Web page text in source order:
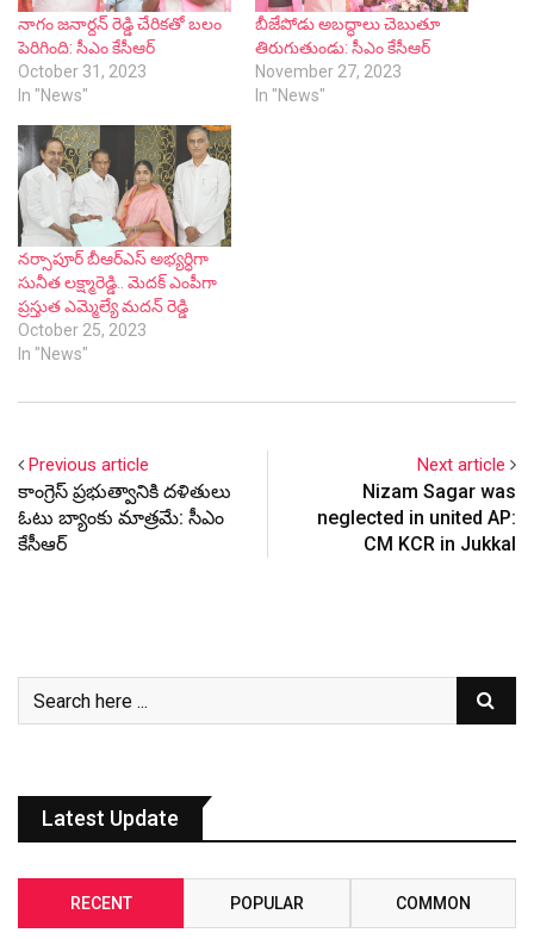
నాగం జనార్దన్ రెడ్డి చేరికతో బలం
పెరిగింది: సీఎం కేసీఆర్
October 31, 2023
In "News"
బీజేపోడు అబద్ధాలు చెబుతూ
తిరుగుతుండు: సీఎం కేసీఆర్
November 27, 2023
In "News"
నర్సాపూర్ బీఆర్ఎస్ అభ్యర్ధిగా
సునీత లక్ష్మారెడ్డి.. మెదక్ ఎంపీగా
ప్రస్తుత ఎమ్మెల్యే మదన్ రెడ్డి
October 25, 2023
In "News"
Previous article
కాంగ్రెస్ ప్రభుత్వానికి దళితులు
ఓటు బ్యాంకు మాత్రమే: సీఎం
కేసీఆర్
Next article
Nizam Sagar was
neglected in united AP:
CM KCR in Jukkal
Latest Update
RECENT POPULAR COMMON